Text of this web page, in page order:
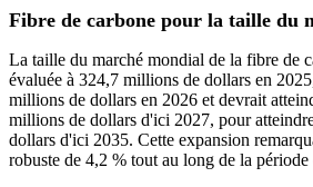
Fibre de carbone pour la taille du
La taille du marché mondial de la fibre de
évaluée à 324,7 millions de dollars en
millions de dollars en 2026 et devrait
millions de dollars d'ici 2027, pour
dollars d'ici 2035. Cette expansion
robuste de 4,2 % tout au long de la